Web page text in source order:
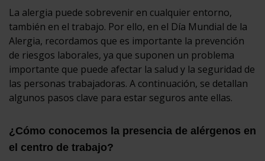
La alergia puede sobrevenir en cualquier entorno,
también en el trabajo. Por ello, en el Día Mundial de la
Alergia, recordamos que es importante la prevención
de riesgos laborales, ya que suponen un problema
importante que puede afectar la salud y la seguridad de
las personas trabajadoras. A continuación, se detallan
algunos pasos clave para estar seguros ante ellas.
¿Cómo conocemos la presencia de alérgenos en
el centro de trabajo?